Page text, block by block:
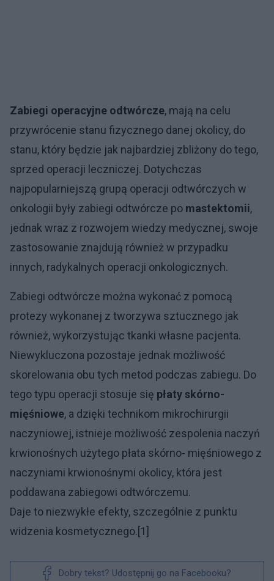
Zabiegi operacyjne odtwórcze, mają na celu
przywrócenie stanu fizycznego danej okolicy, do
stanu, który będzie jak najbardziej zbliżony do tego,
sprzed operacji leczniczej. Dotychczas
najpopularniejszą grupą operacji odtwórczych w
onkologii były zabiegi odtwórcze po mastektomii,
jednak wraz z rozwojem wiedzy medycznej, swoje
zastosowanie znajdują również w przypadku
innych, radykalnych operacji onkologicznych.
Zabiegi odtwórcze można wykonać z pomocą
protezy wykonanej z tworzywa sztucznego jak
również, wykorzystując tkanki własne pacjenta.
Niewykluczona pozostaje jednak możliwość
skorelowania obu tych metod podczas zabiegu. Do
tego typu operacji stosuje się płaty skórno-
mięśniowe, a dzięki technikom mikrochirurgii
naczyniowej, istnieje możliwość zespolenia naczyń
krwionośnych użytego płata skórno- mięśniowego z
naczyniami krwionośnymi okolicy, która jest
poddawana zabiegowi odtwórczemu.
Daje to niezwykłe efekty, szczególnie z punktu
widzenia kosmetycznego.[1]
Dobry tekst? Udostępnij go na Facebooku?